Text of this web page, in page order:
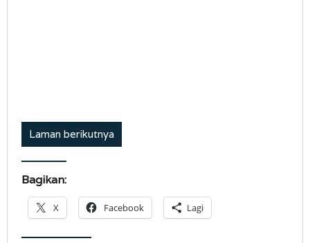
Laman berikutnya
Bagikan:
X Facebook Lagi